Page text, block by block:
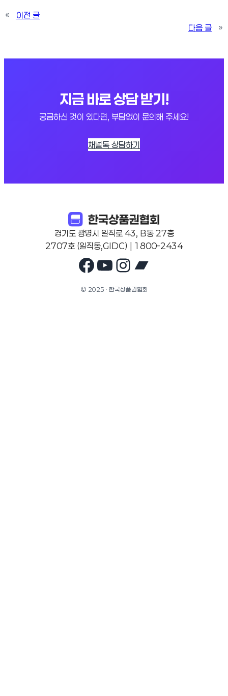
«
이전 글
다음 글
»
지금 바로 상담 받기!
궁금하신 것이 있다면, 부담없이 문의해 주세요!
채널톡 상담하기
경기도 광명시 일직로 43, B동 27층
2707호 (일직동,GIDC) | 1800-2434
Facebook
YouTube
Instagram
© 2025 · 한국상품권협회